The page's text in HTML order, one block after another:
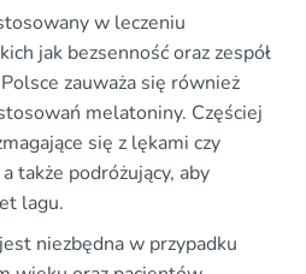
w leczeniu
jak bezsenność oraz zespół
zauważa się również
melatoniny. Częściej
się z lękami czy
także podróżujący, aby
lagu.
niezbędna w przypadku